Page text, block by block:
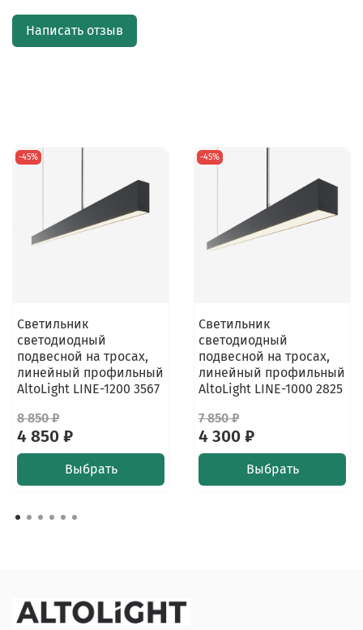
Написать отзыв
-45%
Светильник
светодиодный
подвесной на тросах,
линейный профильный
AltoLight LINE-1200 3567
8 850 ₽
4 850 ₽
Выбрать
-45%
Светильник
светодиодный
подвесной на тросах,
линейный профильный
AltoLight LINE-1000 2825
7 850 ₽
4 300 ₽
Выбрать